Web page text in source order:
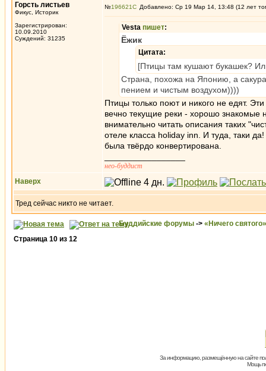
Горсть листьев
Фикус, Историк
Зарегистрирован:
10.09.2010
Суждений: 31235
№196621 Добавлено: Ср 19 Мар 14, 13:48 (12 лет
Vesta пишет:
Ёжик
Цитата:
[Птицы там кушают букашек?
Страна, похожа на Японию, а
пением и чистым воздухом))))
Птицы только поют и никого не едят.
вечно текущие реки - хорошо знакомые
внимательно читать описания таких
отеле класса holiday inn. И туда, таки
была твёрдо конвертирована.
нео-буддист
Наверх
Тред сейчас никто не читает.
Буддийские форумы -> «Ничего святого»
Страница 10 из 12
За информацию, размещённую на сайте
Мощь